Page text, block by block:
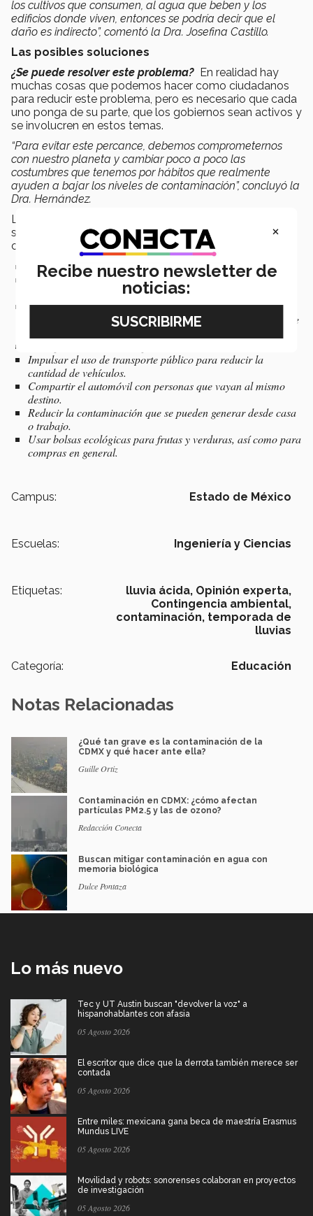
los cultivos que consumen, al agua que beben y los
edificios donde viven, entonces se podría decir que el
daño es indirecto”, comentó la Dra. Josefina Castillo.
Las posibles soluciones
¿Se puede resolver este problema? En realidad hay
muchas cosas que podemos hacer como ciudadanos
para reducir este problema, pero es necesario que cada
uno ponga de su parte, que los gobiernos sean activos y
se involucren en estos temas.
“Para evitar este percance, debemos comprometernos
con nuestro planeta y cambiar poco a poco las
costumbres que tenemos por hábitos que realmente
ayuden a bajar los niveles de contaminación”, concluyó la
Dra. Hernández.
La profesora comparte una serie de recomendaciones
sobre qué debemos hacer como ciudadanos para
contribuir en medida de lo posible a este problema:
Usar menos el carro u optar por uno eléctrico.
Caminar o usar la bicicleta cuando se trate de distancias
Comprar productos que sean más amigables para el
ambiente, moderando en medida de lo posible el consumo de
Impulsar el uso de transporte público para reducir la
cantidad de vehículos.
Compartir el automóvil con personas que vayan al mismo
destino.
Reducir la contaminación que se pueden generar desde casa
o trabajo.
Usar bolsas ecológicas para frutas y verduras, así como para
compras en general.
Campus: Estado de México
Escuelas: Ingeniería y Ciencias
Etiquetas: lluvia ácida, Opinión experta,
Contingencia ambiental,
contaminación, temporada de
lluvias
Categoría: Educación
Notas Relacionadas
¿Qué tan grave es la contaminación de la
CDMX y qué hacer ante ella?
Guille Ortiz
Contaminación en CDMX: ¿cómo afectan
partículas PM2.5 y las de ozono?
Redacción Conecta
Buscan mitigar contaminación en agua con
memoria biológica
Dulce Pontaza
Lo más nuevo
Tec y UT Austin buscan "devolver la voz" a
hispanohablantes con afasia
05 Agosto 2026
El escritor que dice que la derrota también merece ser
contada
05 Agosto 2026
Entre miles: mexicana gana beca de maestría Erasmus
Mundus LIVE
05 Agosto 2026
Movilidad y robots: sonorenses colaboran en proyectos
de investigación
05 Agosto 2026
×
Recibe nuestro newsletter de
noticias: